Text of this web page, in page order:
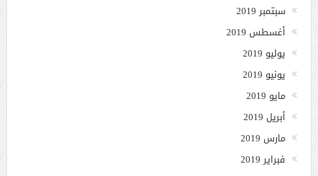
سبتمبر 2019
أغسطس 2019
يوليو 2019
يونيو 2019
مايو 2019
أبريل 2019
مارس 2019
فبراير 2019